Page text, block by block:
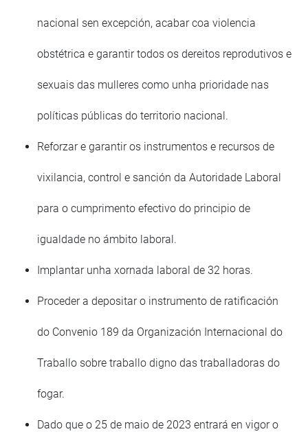
nacional sen excepción, acabar coa violencia
obstétrica e garantir todos os dereitos reprodutivos e
sexuais das mulleres como unha prioridade nas
políticas públicas do territorio nacional.
Reforzar e garantir os instrumentos e recursos de
vixilancia, control e sanción da Autoridade Laboral
para o cumprimento efectivo do principio de
igualdade no ámbito laboral.
Implantar unha xornada laboral de 32 horas.
Proceder a depositar o instrumento de ratificación
do Convenio 189 da Organización Internacional do
Traballo sobre traballo digno das traballadoras do
fogar.
Dado que o 25 de maio de 2023 entrará en vigor o